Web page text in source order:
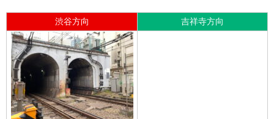
渋谷方向 吉祥寺方向